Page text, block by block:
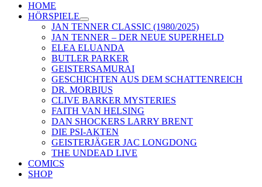
HOME
HÖRSPIELE
JAN TENNER CLASSIC (1980/2025)
JAN TENNER – DER NEUE SUPERHELD
ELEA ELUANDA
BUTLER PARKER
GEISTERSAMURAI
GESCHICHTEN AUS DEM SCHATTENREICH
DR. MORBIUS
CLIVE BARKER MYSTERIES
FAITH VAN HELSING
DAN SHOCKERS LARRY BRENT
DIE PSI-AKTEN
GEISTERJÄGER JAC LONGDONG
THE UNDEAD LIVE
COMICS
SHOP